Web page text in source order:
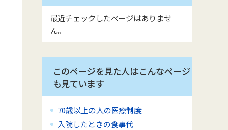
最近チェックしたページはありませ
ん。
このページを見た人はこんなページ
も見ています
70歳以上の人の医療制度
入院したときの食事代